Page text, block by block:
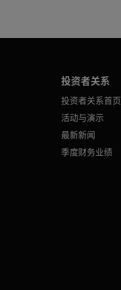
投资者关系
投资者关系首页
活动与演示
最新新闻
季度财务业绩